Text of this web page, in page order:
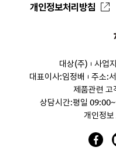
개인정보처리방침
대상(주)
사업
대표이사:임정배
주소:
제품관련 고
상담시간:평일
개인정보